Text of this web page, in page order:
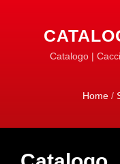
A
DI
Catalogo |
Home /